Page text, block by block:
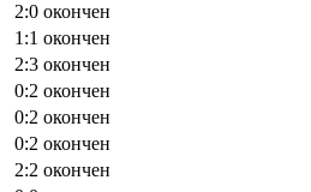
2:0 окончен
1:1 окончен
2:3 окончен
0:2 окончен
0:2 окончен
0:2 окончен
2:2 окончен